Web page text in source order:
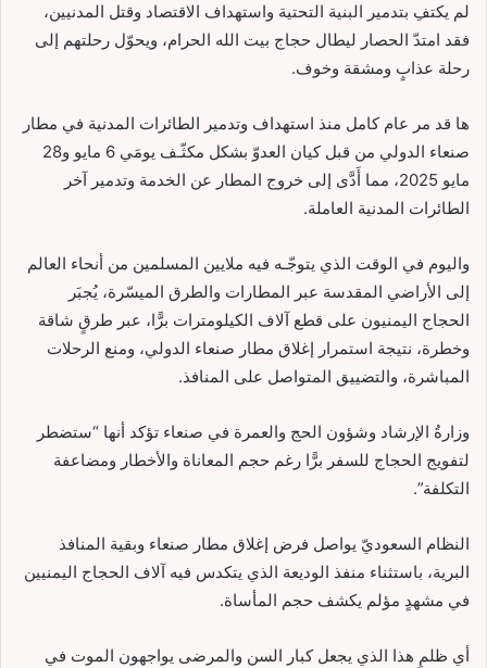
لم يكتفِ بتدمير البنية التحتية واستهداف الاقتصاد وقتل المدنيين،
فقد امتدّ الحصار ليطال حجاج بيت الله الحرام، ويحوّل رحلتهم إلى
رحلة عذابٍ ومشقة وخوف.
ها قد مر عام كامل منذ استهداف وتدمير الطائرات المدنية في مطار
صنعاء الدولي من قبل كيان العدوّ بشكل مكثّـف يومَي 6 مايو و28
مايو 2025، مما أَدَّى إلى خروج المطار عن الخدمة وتدمير آخر
الطائرات المدنية العاملة.
واليوم في الوقت الذي يتوجّـه فيه ملايين المسلمين من أنحاء العالم
إلى الأراضي المقدسة عبر المطارات والطرق الميسّرة، يُجبَر
الحجاج اليمنيون على قطع آلاف الكيلومترات برًّا، عبر طرقٍ شاقة
وخطرة، نتيجة استمرار إغلاق مطار صنعاء الدولي، ومنع الرحلات
المباشرة، والتضييق المتواصل على المنافذ.
وزارةُ الإرشاد وشؤون الحج والعمرة في صنعاء تؤكد أنها “ستضطر
لتفويج الحجاج للسفر برًّا رغم حجم المعاناة والأخطار ومضاعفة
التكلفة”.
النظام السعوديّ يواصل فرض إغلاق مطار صنعاء وبقية المنافذ
البرية، باستثناء منفذ الوديعة الذي يتكدس فيه آلاف الحجاج اليمنيين
في مشهدٍ مؤلم يكشف حجم المأساة.
أي ظلمٍ هذا الذي يجعل كبار السن والمرضى يواجهون الموت في